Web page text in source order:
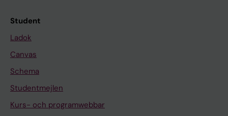
Student
Ladok
Canvas
Schema
Studentmejlen
Kurs- och programwebbar